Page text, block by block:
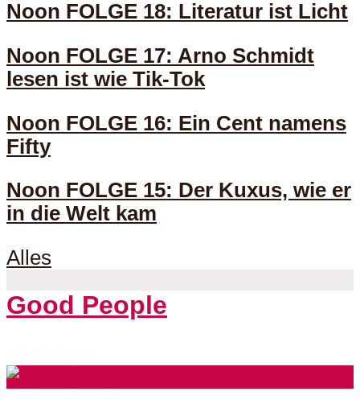
Noon FOLGE 18: Literatur ist Licht
Noon FOLGE 17: Arno Schmidt
lesen ist wie Tik-Tok
Noon FOLGE 16: Ein Cent namens
Fifty
Noon FOLGE 15: Der Kuxus, wie er
in die Welt kam
Alles
Good People